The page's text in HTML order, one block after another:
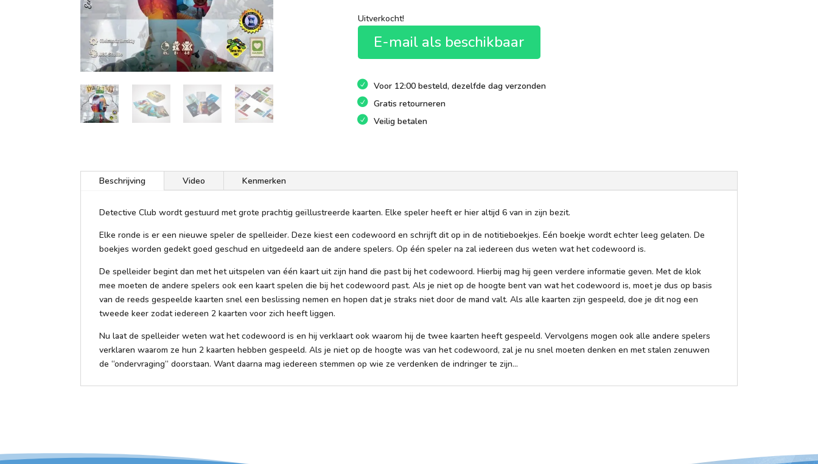
Uitverkocht!
E-mail als beschikbaar
Voor 12:00 besteld, dezelfde dag verzonden
Gratis retourneren
Veilig betalen
Beschrijving Video Kenmerken
Detective Club wordt gestuurd met grote prachtig geïllustreerde kaarten. Elke speler heeft er hier altijd 6 van in zijn bezit.
Elke ronde is er een nieuwe speler de spelleider. Deze kiest een codewoord en schrijft dit op in de notitieboekjes. Eén boekje wordt echter leeg gelaten. De
boekjes worden gedekt goed geschud en uitgedeeld aan de andere spelers. Op één speler na zal iedereen dus weten wat het codewoord is.
De spelleider begint dan met het uitspelen van één kaart uit zijn hand die past bij het codewoord. Hierbij mag hij geen verdere informatie geven. Met de klok
mee moeten de andere spelers ook een kaart spelen die bij het codewoord past. Als je niet op de hoogte bent van wat het codewoord is, moet je dus op basis
van de reeds gespeelde kaarten snel een beslissing nemen en hopen dat je straks niet door de mand valt. Als alle kaarten zijn gespeeld, doe je dit nog een
tweede keer zodat iedereen 2 kaarten voor zich heeft liggen.
Nu laat de spelleider weten wat het codewoord is en hij verklaart ook waarom hij de twee kaarten heeft gespeeld. Vervolgens mogen ook alle andere spelers
verklaren waarom ze hun 2 kaarten hebben gespeeld. Als je niet op de hoogte was van het codewoord, zal je nu snel moeten denken en met stalen zenuwen
de “ondervraging” doorstaan. Want daarna mag iedereen stemmen op wie ze verdenken de indringer te zijn...